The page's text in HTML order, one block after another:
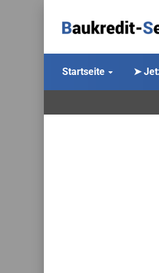
Startseite ➤